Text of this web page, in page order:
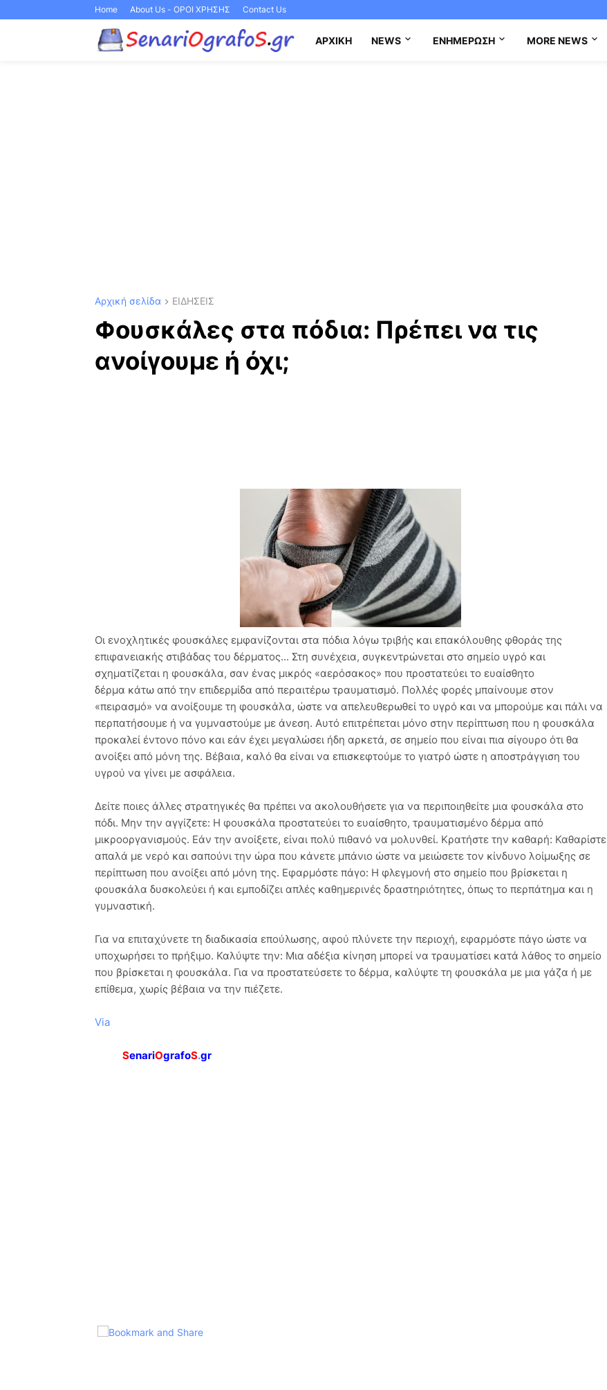
Home About Us - ΟΡΟΙ ΧΡΗΣΗΣ Contact Us
ΑΡΧΙΚΉ NEWS ΕΝΗΜΈΡΩΣΗ MORE NEWS
Αρχική σελίδα ΕΙΔΗΣΕΙΣ
Φουσκάλες στα πόδια: Πρέπει να τις
ανοίγουμε ή όχι;
Οι ενοχλητικές φουσκάλες εμφανίζονται στα πόδια λόγω τριβής και επακόλουθης φθοράς της
επιφανειακής στιβάδας του δέρματος... Στη συνέχεια, συγκεντρώνεται στο σημείο υγρό και
σχηματίζεται η φουσκάλα, σαν ένας μικρός «αερόσακος» που προστατεύει το ευαίσθητο
δέρμα κάτω από την επιδερμίδα από περαιτέρω τραυματισμό. Πολλές φορές μπαίνουμε στον
«πειρασμό» να ανοίξουμε τη φουσκάλα, ώστε να απελευθερωθεί το υγρό και να μπορούμε και πάλι να
περπατήσουμε ή να γυμναστούμε με άνεση. Αυτό επιτρέπεται μόνο στην περίπτωση που η φουσκάλα
προκαλεί έντονο πόνο και εάν έχει μεγαλώσει ήδη αρκετά, σε σημείο που είναι πια σίγουρο ότι θα
ανοίξει από μόνη της. Βέβαια, καλό θα είναι να επισκεφτούμε το γιατρό ώστε η αποστράγγιση του
υγρού να γίνει με ασφάλεια.
Δείτε ποιες άλλες στρατηγικές θα πρέπει να ακολουθήσετε για να περιποιηθείτε μια φουσκάλα στο
πόδι. Μην την αγγίζετε: Η φουσκάλα προστατεύει το ευαίσθητο, τραυματισμένο δέρμα από
μικροοργανισμούς. Εάν την ανοίξετε, είναι πολύ πιθανό να μολυνθεί. Κρατήστε την καθαρή: Καθαρίστε
απαλά με νερό και σαπούνι την ώρα που κάνετε μπάνιο ώστε να μειώσετε τον κίνδυνο λοίμωξης σε
περίπτωση που ανοίξει από μόνη της. Εφαρμόστε πάγο: Η φλεγμονή στο σημείο που βρίσκεται η
φουσκάλα δυσκολεύει ή και εμποδίζει απλές καθημερινές δραστηριότητες, όπως το περπάτημα και η
γυμναστική.
Για να επιταχύνετε τη διαδικασία επούλωσης, αφού πλύνετε την περιοχή, εφαρμόστε πάγο ώστε να
υποχωρήσει το πρήξιμο. Καλύψτε την: Μια αδέξια κίνηση μπορεί να τραυματίσει κατά λάθος το σημείο
που βρίσκεται η φουσκάλα. Για να προστατεύσετε το δέρμα, καλύψτε τη φουσκάλα με μια γάζα ή με
επίθεμα, χωρίς βέβαια να την πιέζετε.
Via
SenariOgrafoS.gr